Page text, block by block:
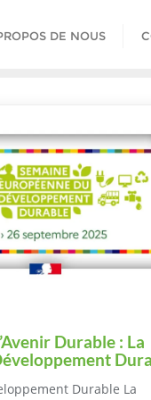
DE NOUS
Durable : La
Durable La